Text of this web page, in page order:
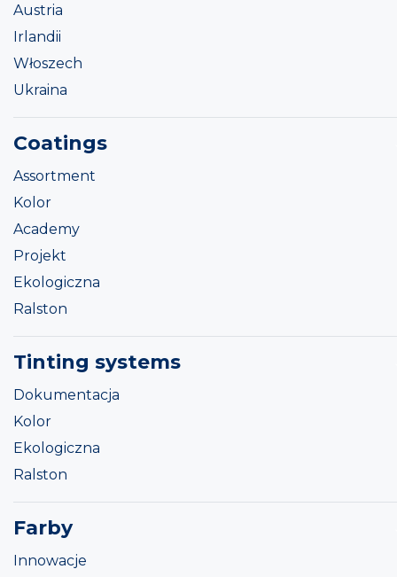
Austria
Irlandii
Włoszech
Ukraina
Coatings
Assortment
Kolor
Academy
Projekt
Ekologiczna
Ralston
Tinting systems
Dokumentacja
Kolor
Ekologiczna
Ralston
Farby
Innowacje